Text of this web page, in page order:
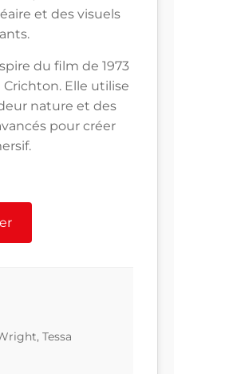
et des visuels
du film de 1973
Elle utilise
nature et des
pour créer
Tessa